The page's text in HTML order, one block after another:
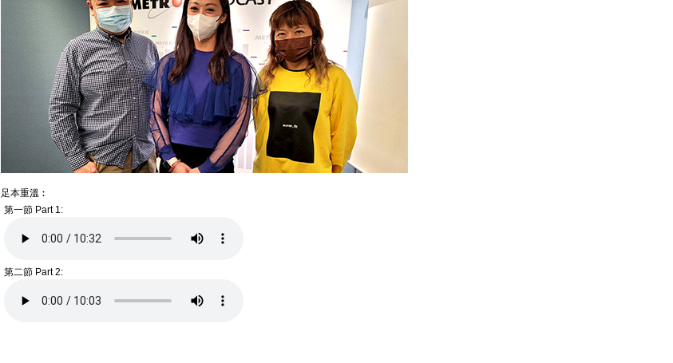
足本重溫︰
第一節 Part 1:
第二節 Part 2: